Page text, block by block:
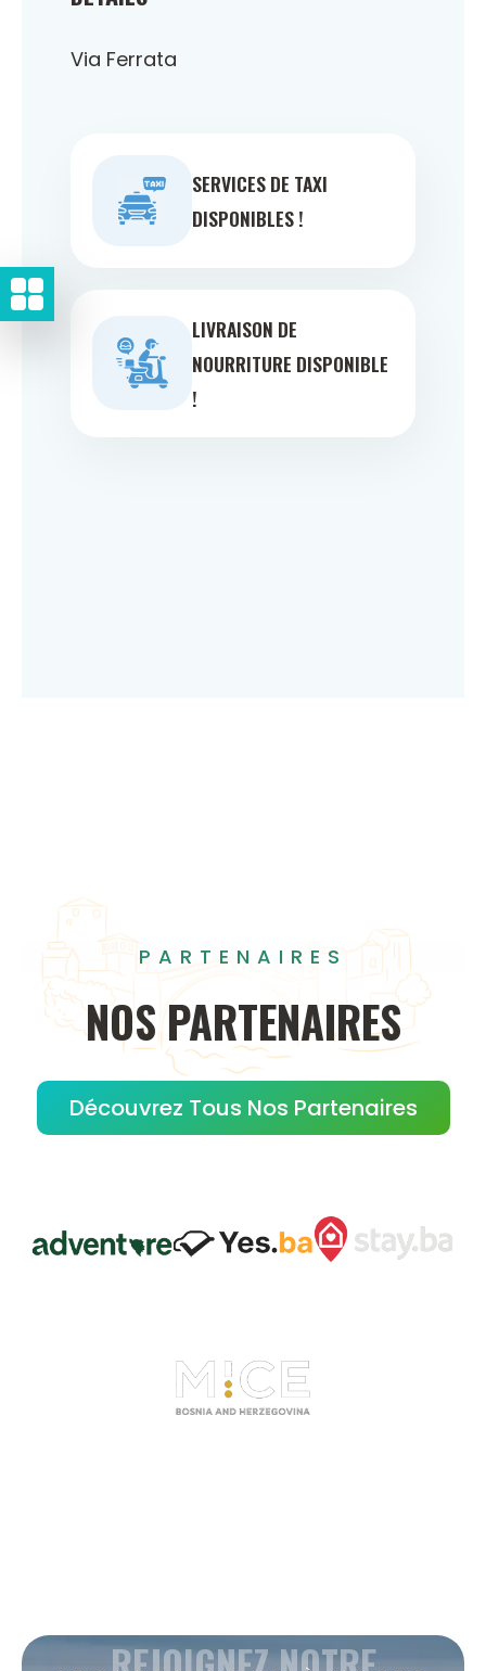
Via Ferrata
SERVICES DE TAXI
DISPONIBLES !
LIVRAISON DE
NOURRITURE DISPONIBLE
!
PARTENAIRES
NOS PARTENAIRES
Découvrez Tous Nos Partenaires